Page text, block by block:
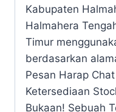
Kabupaten
Halmahera
Timur
berdasarkan
Pesan Harap
Ketersediaan
Bukaan! Sebuah